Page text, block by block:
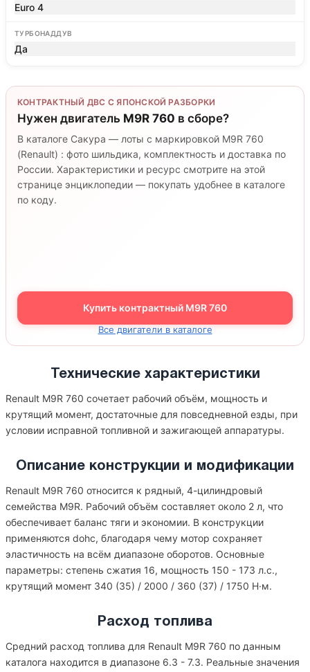
Euro 4
ТУРБОНАДДУВ
Да
КОНТРАКТНЫЙ ДВС С ЯПОНСКОЙ РАЗБОРКИ
Нужен двигатель M9R 760 в сборе?
В каталоге Сакура — лоты с маркировкой M9R 760
(Renault) : фото шильдика, комплектность и доставка по
России. Характеристики и ресурс смотрите на этой
странице энциклопедии — покупать удобнее в каталоге
по коду.
Купить контрактный M9R 760
Все двигатели в каталоге
Технические характеристики
Renault M9R 760 сочетает рабочий объём, мощность и
крутящий момент, достаточные для повседневной езды, при
условии исправной топливной и зажигающей аппаратуры.
Описание конструкции и модификации
Renault M9R 760 относится к рядный, 4-цилиндровый
семейства M9R. Рабочий объём составляет около 2 л, что
обеспечивает баланс тяги и экономии. В конструкции
применяются dohc, благодаря чему мотор сохраняет
эластичность на всём диапазоне оборотов. Основные
параметры: степень сжатия 16, мощность 150 - 173 л.с.,
крутящий момент 340 (35) / 2000 / 360 (37) / 1750 Н·м.
Расход топлива
Средний расход топлива для Renault M9R 760 по данным
каталога находится в диапазоне 6.3 - 7.3. Реальные значения